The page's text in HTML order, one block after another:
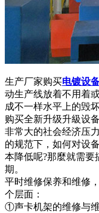
生产厂家购买电镀设
动生产线放着不用着
成不一样水平上的毁
购买全新升级升級设
非常大的社会经济压
的规范下，如何对设
本降低呢?那麼就需
期。
平时维修保养和维修
个层面：
①声卡机架的维修与